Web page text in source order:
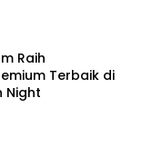
Raih
Terbaik di
Night